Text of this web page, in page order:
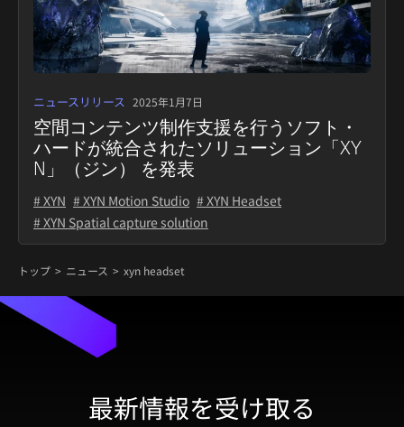
ニュースリリース 2025年1月7日
空間コンテンツ制作支援を行うソフト・
ハードが統合されたソリューション「XY
N」（ジン） を発表
# XYN # XYN Motion Studio # XYN Headset
# XYN Spatial capture solution
トップ ニュース xyn headset
最新情報を受け取る